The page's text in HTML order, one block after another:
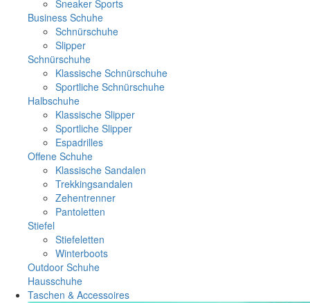
Sneaker Sports
Business Schuhe
Schnürschuhe
Slipper
Schnürschuhe
Klassische Schnürschuhe
Sportliche Schnürschuhe
Halbschuhe
Klassische Slipper
Sportliche Slipper
Espadrilles
Offene Schuhe
Klassische Sandalen
Trekkingsandalen
Zehentrenner
Pantoletten
Stiefel
Stiefeletten
Winterboots
Outdoor Schuhe
Hausschuhe
Taschen & Accessoires